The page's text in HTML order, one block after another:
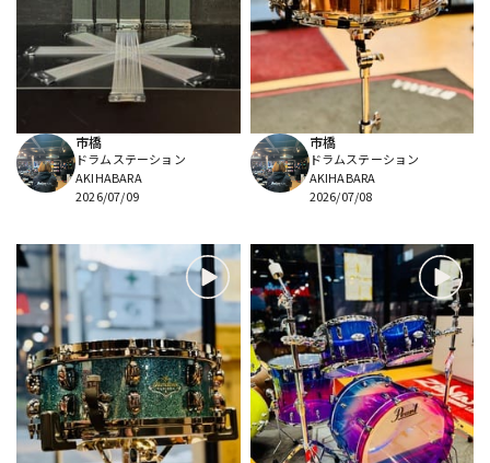
市橋
ドラムステーション
AKIHABARA
2026/07/09
市橋
ドラムステーション
AKIHABARA
2026/07/08